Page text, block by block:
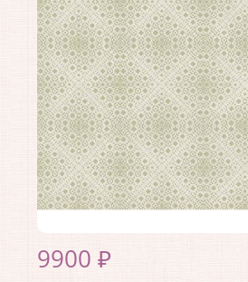
Страна:Швеция
Материал основы:Флизелин
Раппорт:<>
9900 ₽